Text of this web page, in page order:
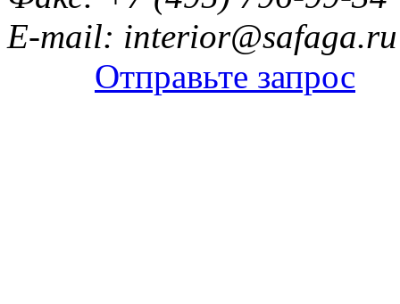
E-mail: interior@safaga.ru
Отправьте запрос